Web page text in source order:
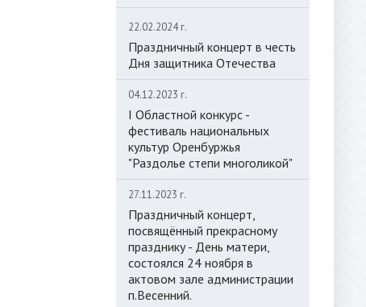
22.02.2024 г.
Праздничный концерт в честь
Дня защитника Отечества
04.12.2023 г.
I Областной конкурс -
фестиваль национальных
культур Оренбуржья
"Раздолье степи многоликой"
27.11.2023 г.
Праздничный концерт,
посвящённый прекрасному
празднику - День матери,
состоялся 24 ноября в
актовом зале администрации
п.Весенний.